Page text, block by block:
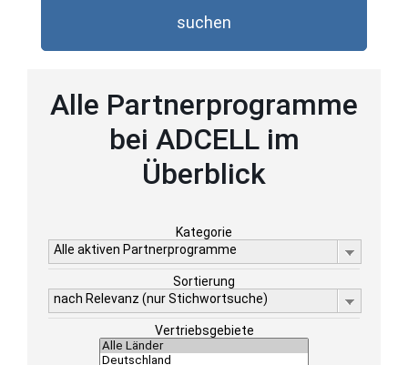
suchen
Alle Partnerprogramme
bei ADCELL im
Überblick
Kategorie
Alle aktiven Partnerprogramme
Sortierung
nach Relevanz (nur Stichwortsuche)
Vertriebsgebiete